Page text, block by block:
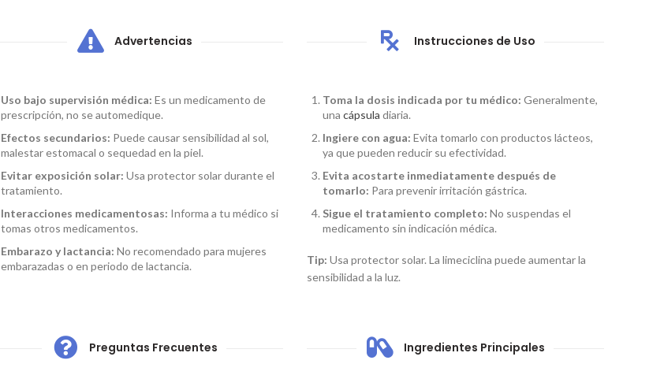
Advertencias
Uso bajo supervisión médica: Es un medicamento de
prescripción, no se automedique.
Efectos secundarios: Puede causar sensibilidad al sol,
malestar estomacal o sequedad en la piel.
Evitar exposición solar: Usa protector solar durante el
tratamiento.
Interacciones medicamentosas: Informa a tu médico si
tomas otros medicamentos.
Embarazo y lactancia: No recomendado para mujeres
embarazadas o en periodo de lactancia.
Instrucciones de Uso
Toma la dosis indicada por tu médico: Generalmente,
una cápsula diaria.
Ingiere con agua: Evita tomarlo con productos lácteos,
ya que pueden reducir su efectividad.
Evita acostarte inmediatamente después de
tomarlo: Para prevenir irritación gástrica.
Sigue el tratamiento completo: No suspendas el
medicamento sin indicación médica.
Tip: Usa protector solar. La limeciclina puede aumentar la
sensibilidad a la luz.
Preguntas Frecuentes Ingredientes Principales